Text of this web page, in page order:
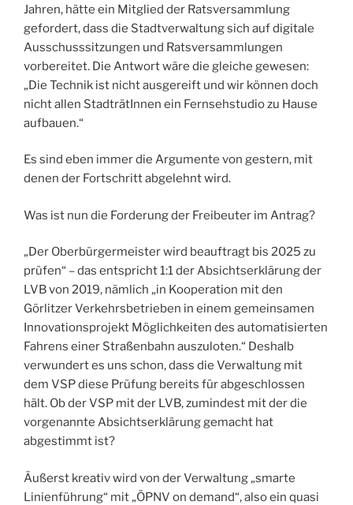
Jahren, hätte ein Mitglied der Ratsversammlung
gefordert, dass die Stadtverwaltung sich auf digitale
Ausschusssitzungen und Ratsversammlungen
vorbereitet. Die Antwort wäre die gleiche gewesen:
„Die Technik ist nicht ausgereift und wir können doch
nicht allen StadträtInnen ein Fernsehstudio zu Hause
aufbauen.“
Es sind eben immer die Argumente von gestern, mit
denen der Fortschritt abgelehnt wird.
Was ist nun die Forderung der Freibeuter im Antrag?
„Der Oberbürgermeister wird beauftragt bis 2025 zu
prüfen“ – das entspricht 1:1 der Absichtserklärung der
LVB von 2019, nämlich „in Kooperation mit den
Görlitzer Verkehrsbetrieben in einem gemeinsamen
Innovationsprojekt Möglichkeiten des automatisierten
Fahrens einer Straßenbahn auszuloten.“ Deshalb
verwundert es uns schon, dass die Verwaltung mit
dem VSP diese Prüfung bereits für abgeschlossen
hält. Ob der VSP mit der LVB, zumindest mit der die
vorgenannte Absichtserklärung gemacht hat
abgestimmt ist?
Äußerst kreativ wird von der Verwaltung „smarte
Linienführung“ mit „ÖPNV on demand“, also ein quasi